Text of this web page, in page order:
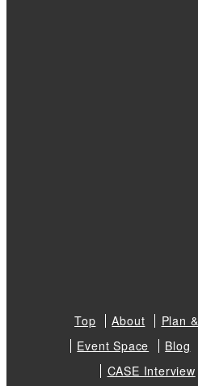
Top About Plan
Event Space
Blog
CASE Interview